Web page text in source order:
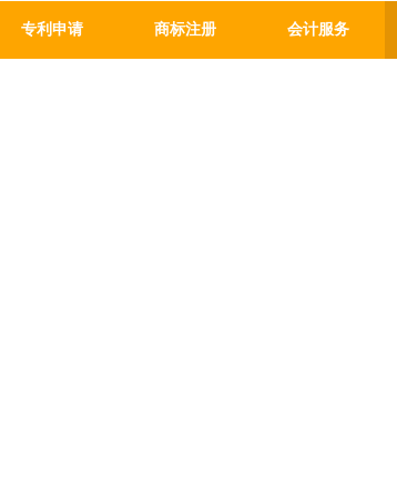
专利申请 商标注册 会计服务